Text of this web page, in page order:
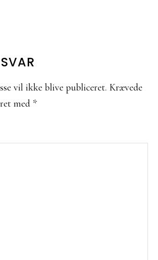
vil ikke blive publiceret. Krævede
med *